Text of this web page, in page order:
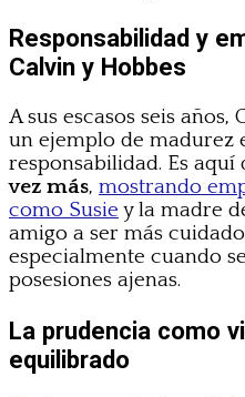
Responsabilidad y
Calvin y Hobbes
A sus escasos seis
un ejemplo de madurez
responsabilidad. Es aquí
vez más, mostrando
como Susie y la madre
amigo a ser más
especialmente cuando
posesiones ajenas.
La prudencia como
equilibrado